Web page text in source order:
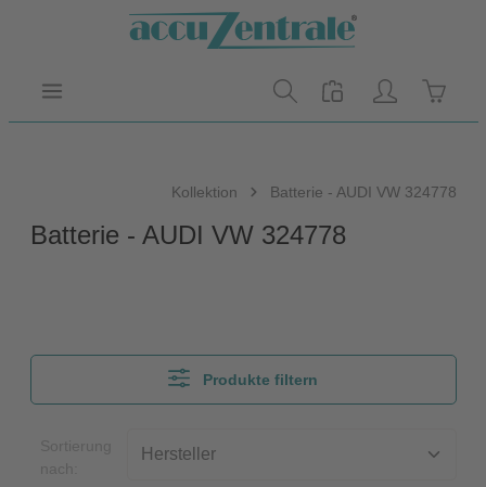
Zum Hauptinhalt springen
Kollektion Batterie - AUDI VW 324778
Batterie - AUDI VW 324778
Produkte filtern